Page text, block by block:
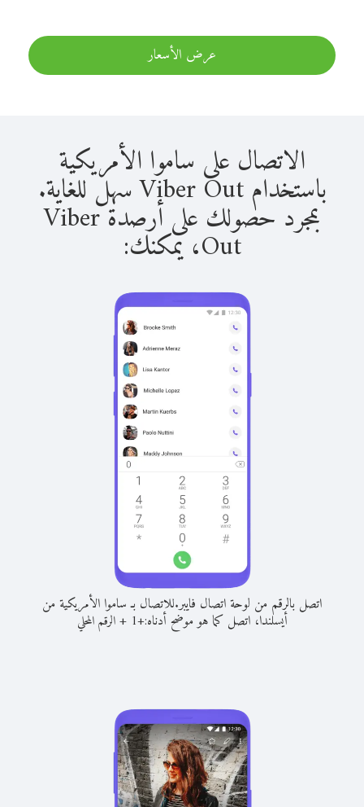
عرض الأسعار
الاتصال على ساموا الأمريكية
باستخدام Viber Out سهل للغاية.
بمجرد حصولك على أرصدة Viber
Out، يمكنك:
اتصل بالرقم من لوحة اتصال فايبر.للاتصال بـ ساموا الأمريكية من
أيسلندا، اتصل كما هو موضح أدناه:+
1
+الرقم المحلي